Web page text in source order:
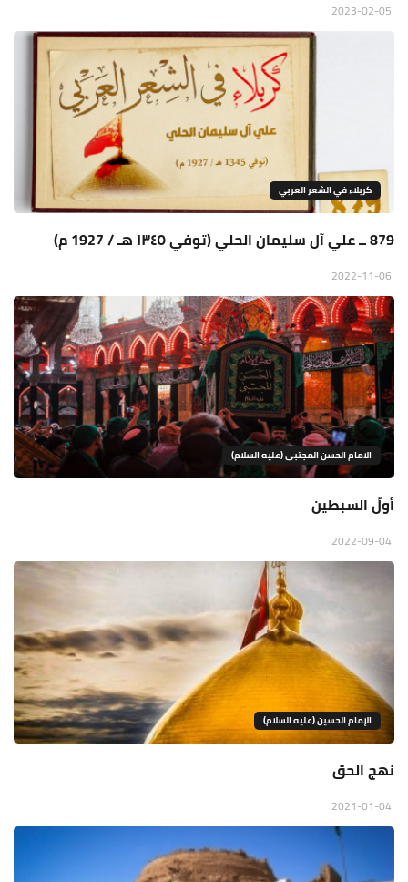
كربلاء في الشعر العربي
879 ــ علي آل سليمان الحلي (توفي ١٣٤٥ هـ / 1927 م)
الامام الحسن المجتبى (عليه السلام)
أولُ السبطين
الإمام الحسين (عليه السلام)
نهج الحق